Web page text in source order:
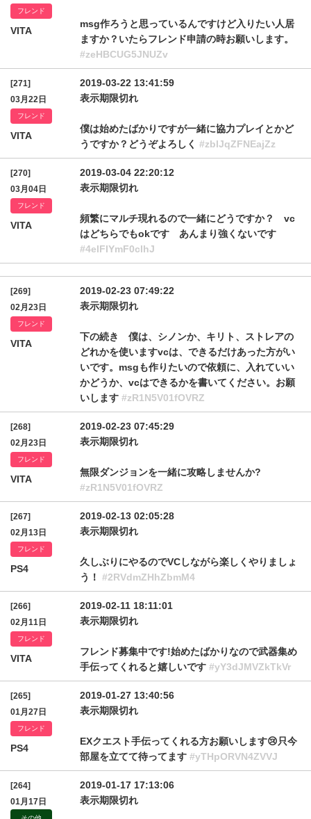
フレンド
VITA
msg作ろうと思っているんですけど入りたい人居
ますか？いたらフレンド申請の時お願いします。
#zeHBCUG5JNUZv
[271]
03月22日
フレンド
VITA
2019-03-22 13:41:59
表示期限切れ
僕は始めたばかりですが一緒に協力プレイとかど
うですか？どうぞよろしく #zblJqZFNEajZz
[270]
03月04日
フレンド
VITA
2019-03-04 22:20:12
表示期限切れ
頻繁にマルチ現れるので一緒にどうですか？ vc
はどちらでもokです あんまり強くないです
#4elFIYmF0clhJ
[269]
02月23日
フレンド
VITA
2019-02-23 07:49:22
表示期限切れ
下の続き 僕は、シノンか、キリト、ストレアの
どれかを使いますvcは、できるだけあった方がい
いです。msgも作りたいので依頼に、入れていい
かどうか、vcはできるかを書いてください。お願
いします #zR1N5V01fOVRZ
[268]
02月23日
フレンド
VITA
2019-02-23 07:45:29
表示期限切れ
無限ダンジョンを一緒に攻略しませんか?
#zR1N5V01fOVRZ
[267]
02月13日
フレンド
PS4
2019-02-13 02:05:28
表示期限切れ
久しぶりにやるのでVCしながら楽しくやりましょ
う！ #2RVdmZHhZbmM4
[266]
02月11日
フレンド
VITA
2019-02-11 18:11:01
表示期限切れ
フレンド募集中です!始めたばかりなので武器集め
手伝ってくれると嬉しいです #yY3dJMVZkTkVr
[265]
01月27日
フレンド
PS4
2019-01-27 13:40:56
表示期限切れ
EXクエスト手伝ってくれる方お願いします😢只今
部屋を立てて待ってます #yTHpORVN4ZVVJ
[264]
01月17日
2019-01-17 17:13:06
表示期限切れ